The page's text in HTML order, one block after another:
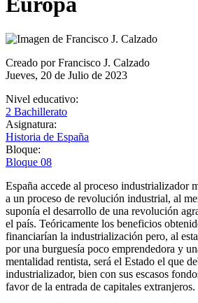
Creado por Francisco J. Calzado
Jueves, 20 de Julio de 2023
Nivel educativo:
2 Bachillerato
Asignatura:
Historia de España
Bloque:
Bloque 08
España accede al proceso industrializador
a un proceso de revolución industrial, al
suponía el desarrollo de una revolución
el país. Teóricamente los beneficios
financiarían la industrialización pero, al
por una burguesía poco emprendedora y
mentalidad rentista, será el Estado el que
industrializador, bien con sus escasos
favor de la entrada de capitales extranjeros.